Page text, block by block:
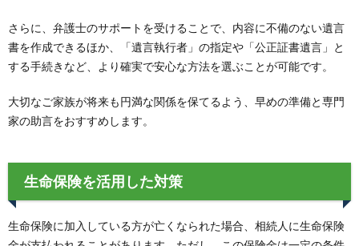
さらに、弁護士のサポートを受けることで、内容に不備のない遺言
書を作成できるほか、「遺言執行者」の指定や「公正証書遺言」と
する手続きなど、より確実で安心な方法を選ぶことが可能です。
大切なご家族が将来も円満な関係を保てるよう、早めの準備と専門
家の助言をおすすめします。
生命保険を活用した対策
生命保険に加入している方が亡くなられた場合、相続人に生命保険